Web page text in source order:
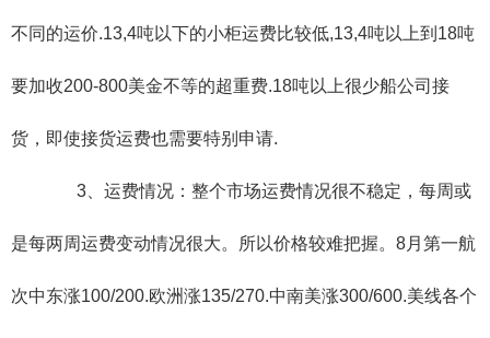
不同的运价.13,4吨以下的小柜运费比较低,13,4吨以上到18吨
要加收200-800美金不等的超重费.18吨以上很少船公司接
货，即使接货运费也需要特别申请.
3、运费情况：整个市场运费情况很不稳定，每周或
是每两周运费变动情况很大。所以价格较难把握。8月第一航
次中东涨100/200.欧洲涨135/270.中南美涨300/600.美线各个